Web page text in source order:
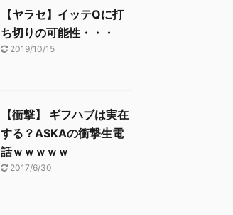
【ヤラセ】イッテQに打
ち切りの可能性・・・
2019/10/15
【衝撃】 ギフハブは実在
する？ASKAの衝撃生電
話ｗｗｗｗｗ
2017/6/30